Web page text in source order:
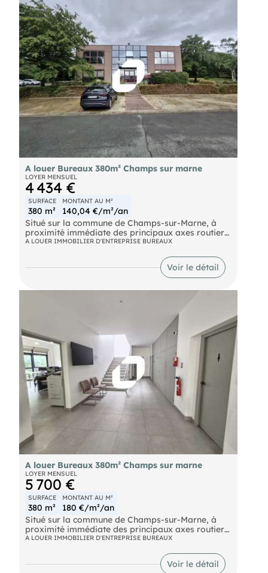
A louer Bureaux 380m² Champs sur marne
LOYER MENSUEL
4 434 €
SURFACE
380 m²
MONTANT AU M²
140,04 €/m²/an
Situé sur la commune de Champs-sur-Marne, à
proximité immédiate des principaux axes routiers
et de la future gare du métro Grand Paris,
la location un bâtiment de bureaux indépendant
en RDC d'environ 380 m² non divisibles.
Actuellement en cours de rénovation, les locaux
offrent de nombreuses possibilités
Express Noisy - Champs (L15/L16 Fin 2026) Bus
213-312 SNCF RER A - Noisy champs Autoroute A4
A LOUER IMMOBILIER D'ENTREPRISE BUREAUX
Voir le détail
A louer Bureaux 380m² Champs sur marne
LOYER MENSUEL
5 700 €
SURFACE
380 m²
MONTANT AU M²
180 €/m²/an
Situé sur la commune de Champs-sur-Marne, à
proximité immédiate des principaux axes routiers
et de la future gare du métro Grand Paris,
la location un bâtiment de bureaux indépendant
d'environ 380 m², en R+1. Les locaux, classés ERP,
A LOUER IMMOBILIER D'ENTREPRISE BUREAUX
Voir le détail